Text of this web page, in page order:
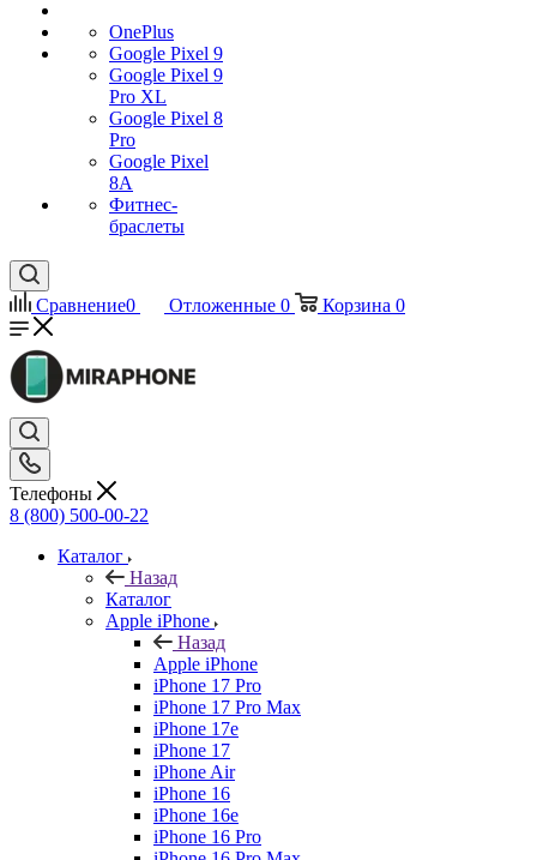
OnePlus
Google Pixel 9
Google Pixel 9
Pro XL
Google Pixel 8
Pro
Google Pixel
8A
Фитнес-
браслеты
Сравнение0 Отложенные 0 Корзина 0
Телефоны
8 (800) 500-00-22
Каталог
Назад
Каталог
Apple iPhone
Назад
Apple iPhone
iPhone 17 Pro
iPhone 17 Pro Max
iPhone 17e
iPhone 17
iPhone Air
iPhone 16
iPhone 16e
iPhone 16 Pro